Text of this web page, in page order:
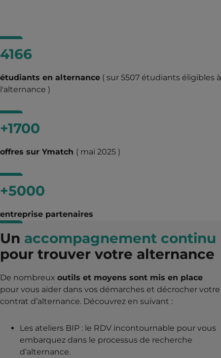
4166
étudiants en alternance ( sur 5507 étudiants éligibles à
l'alternance )
+1700
offres sur Ymatch ( mai 2025 )
+5000
entreprise partenaires
Un accompagnement continu
pour trouver votre alternance
De nombreux outils et moyens sont mis en place
pour vous aider dans vos démarches et décrocher votre
contrat d’alternance. Découvrez en suivant :
Les ateliers BIP : le RDV incontournable pour vous
embarquez dans le processus de recherche
d’alternance.